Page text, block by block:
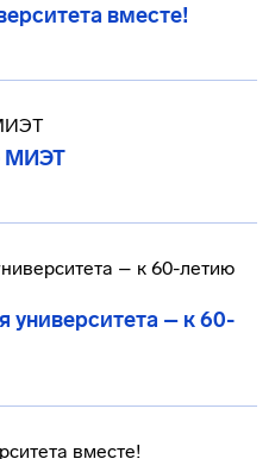
вместе!
МИЭТ
университета – к 60-